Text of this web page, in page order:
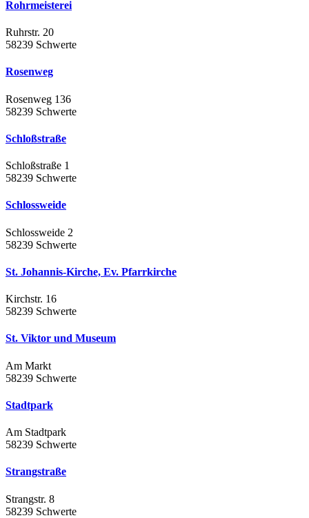
Rohrmeisterei
Ruhrstr. 20
58239 Schwerte
Rosenweg
Rosenweg 136
58239 Schwerte
Schloßstraße
Schloßstraße 1
58239 Schwerte
Schlossweide
Schlossweide 2
58239 Schwerte
St. Johannis-Kirche, Ev. Pfarrkirche
Kirchstr. 16
58239 Schwerte
St. Viktor und Museum
Am Markt
58239 Schwerte
Stadtpark
Am Stadtpark
58239 Schwerte
Strangstraße
Strangstr. 8
58239 Schwerte